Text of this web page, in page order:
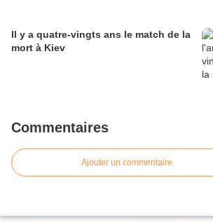
Il y a quatre-vingts ans le match de la
mort à Kiev
Commentaires
Ajouter un commentaire